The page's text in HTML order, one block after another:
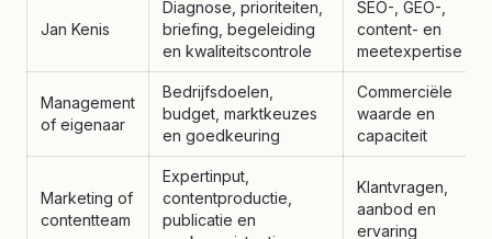
Jan Kenis
Diagnose, prioriteiten,
briefing, begeleiding
en kwaliteitscontrole
SEO-, GEO-,
content- en
meetexpertise
Management
of eigenaar
Bedrijfsdoelen,
budget, marktkeuzes
en goedkeuring
Commerciële
waarde en
capaciteit
Marketing of
contentteam
Expertinput,
contentproductie,
publicatie en
Klantvragen,
aanbod en
ervaring